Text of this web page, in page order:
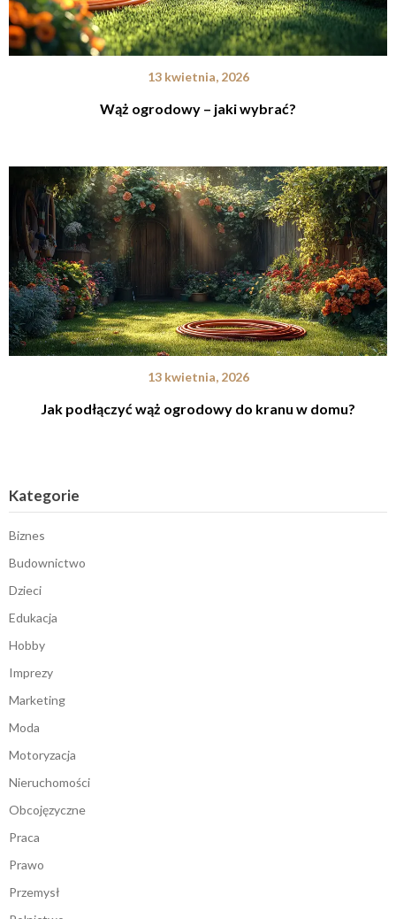
13 kwietnia, 2026
Wąż ogrodowy – jaki wybrać?
13 kwietnia, 2026
Jak podłączyć wąż ogrodowy do kranu w domu?
Kategorie
Biznes
Budownictwo
Dzieci
Edukacja
Hobby
Imprezy
Marketing
Moda
Motoryzacja
Nieruchomości
Obcojęzyczne
Praca
Prawo
Przemysł